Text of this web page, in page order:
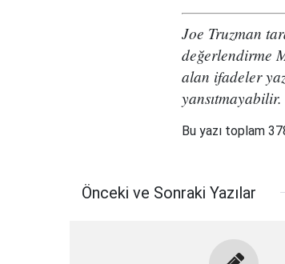
Joe Truzman
değerlendirme
alan ifadeler
yansıtmayabilir.
Bu yazı toplam
Önceki ve Sonraki Yazılar